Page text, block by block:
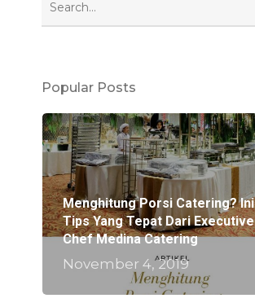
Popular Posts
Menghitung Porsi Catering? Ini
Tips Yang Tepat Dari Executive
Chef Medina Catering
November 4, 2019